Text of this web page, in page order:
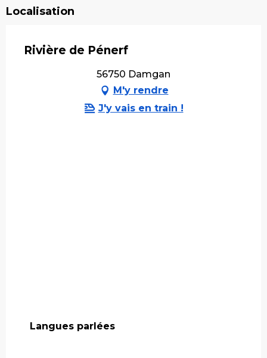
Localisation
Rivière de Pénerf
56750 Damgan
M'y rendre
J'y vais en train !
Langues parlées
Langues parlées